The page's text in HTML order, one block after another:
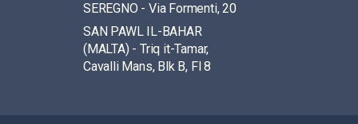
SEREGNO - Via Formenti, 20
SAN PAWL IL-BAHAR
(MALTA) - Triq it-Tamar,
Cavalli Mans, Blk B, Fl 8